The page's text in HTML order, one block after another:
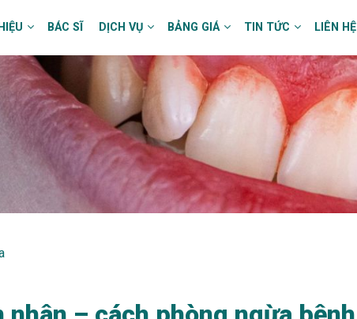
BÁC SĨ DỊCH VỤ BẢNG GIÁ TIN TỨC LIÊN HỆ